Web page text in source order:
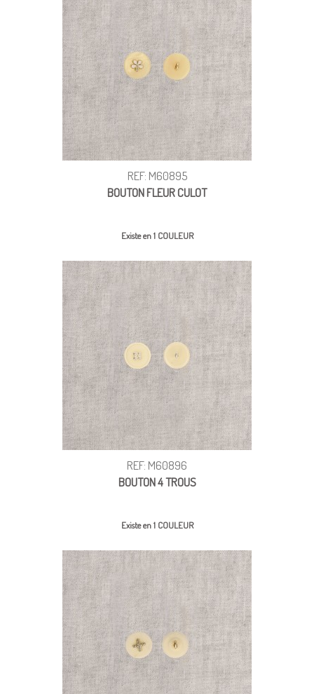
REF: M60895
BOUTON FLEUR CULOT
Existe en 1 COULEUR
REF: M60896
BOUTON 4 TROUS
Existe en 1 COULEUR